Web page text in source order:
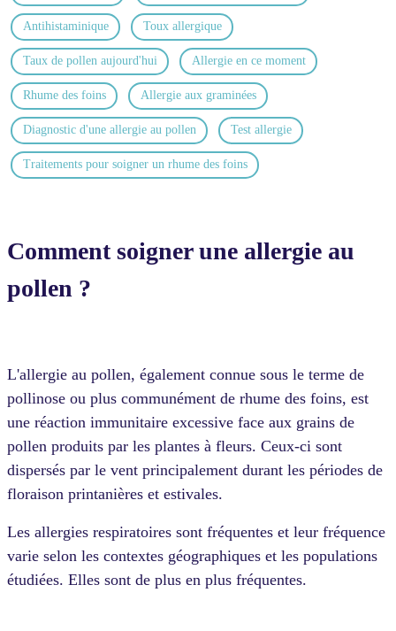
Antihistaminique Toux allergique
Taux de pollen aujourd'hui Allergie en ce moment
Rhume des foins Allergie aux graminées
Diagnostic d'une allergie au pollen Test allergie
Traitements pour soigner un rhume des foins
Comment soigner une allergie au
pollen ?
L'allergie au pollen, également connue sous le terme de
pollinose ou plus communément de rhume des foins, est
une réaction immunitaire excessive face aux grains de
pollen produits par les plantes à fleurs. Ceux-ci sont
dispersés par le vent principalement durant les périodes de
floraison printanières et estivales.
Les allergies respiratoires sont fréquentes et leur fréquence
varie selon les contextes géographiques et les populations
étudiées. Elles sont de plus en plus fréquentes.